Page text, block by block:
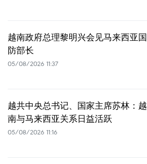
越南政府总理黎明兴会见马来西亚国
防部长
05/08/2026 11:37
越共中央总书记、国家主席苏林：越
南与马来西亚关系日益活跃
05/08/2026 11:16